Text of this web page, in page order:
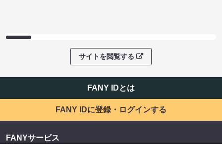
サイトを閲覧する
FANY IDとは
FANY IDに登録・ログインする
FANYサービス